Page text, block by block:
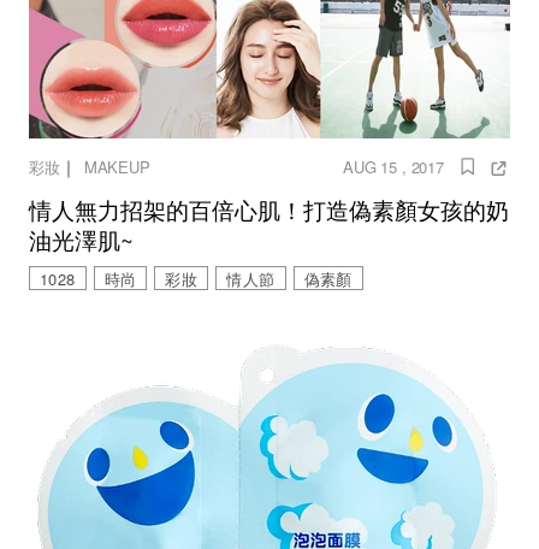
彩妝｜ MAKEUP AUG 15 , 2017
情人無力招架的百倍心肌！打造偽素顏女孩的奶
油光澤肌~
1028 時尚 彩妝 情人節 偽素顏